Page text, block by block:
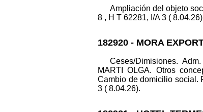
Ampliación del objeto
8 , H T 62281, I/A 3 (
182920 - MORA
Ceses/Dimisiones.
MARTI OLGA. Otros
Cambio de domicilio social.
3 ( 8.04.26).